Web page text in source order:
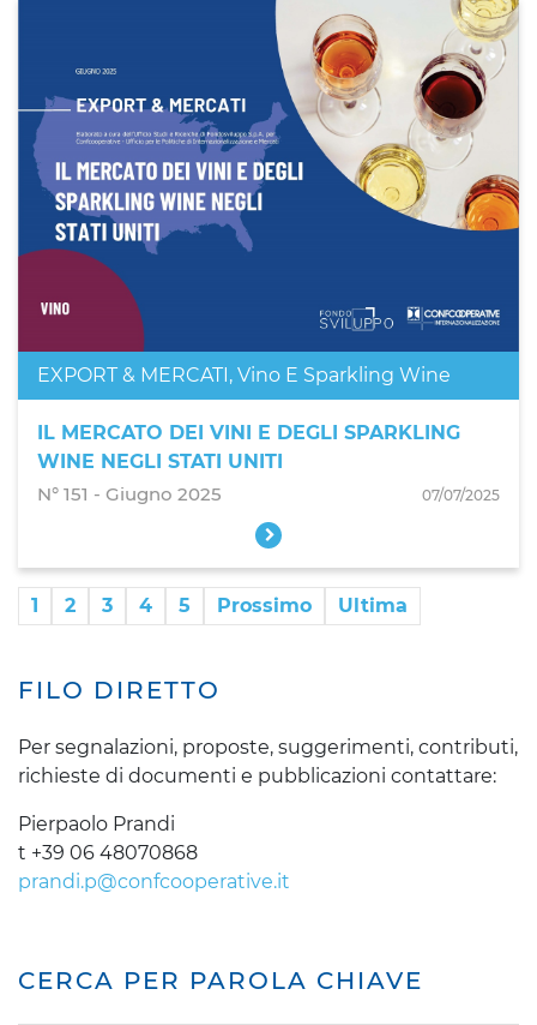
EXPORT & MERCATI , Vino E Sparkling Wine
IL MERCATO DEI VINI E DEGLI SPARKLING
WINE NEGLI STATI UNITI
N° 151 - Giugno 2025
07/07/2025
1 2 3 4 5 Prossimo Ultima
FILO DIRETTO
Per segnalazioni, proposte, suggerimenti, contributi,
richieste di documenti e pubblicazioni contattare:
Pierpaolo Prandi
t +39 06 48070868
prandi.p@confcooperative.it
CERCA PER PAROLA CHIAVE